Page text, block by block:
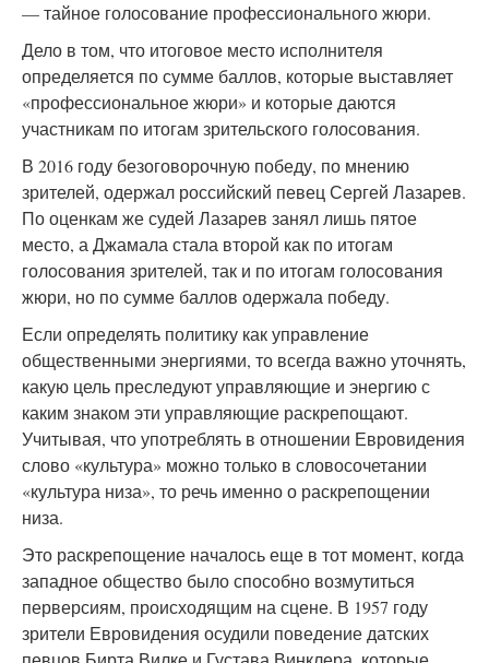
— тайное голосование профессионального жюри.
Дело в том, что итоговое место исполнителя
определяется по сумме баллов, которые выставляет
«профессиональное жюри» и которые даются
участникам по итогам зрительского голосования.
В 2016 году безоговорочную победу, по мнению
зрителей, одержал российский певец Сергей Лазарев.
По оценкам же судей Лазарев занял лишь пятое
место, а Джамала стала второй как по итогам
голосования зрителей, так и по итогам голосования
жюри, но по сумме баллов одержала победу.
Если определять политику как управление
общественными энергиями, то всегда важно уточнять,
какую цель преследуют управляющие и энергию с
каким знаком эти управляющие раскрепощают.
Учитывая, что употреблять в отношении Евровидения
слово «культура» можно только в словосочетании
«культура низа», то речь именно о раскрепощении
низа.
Это раскрепощение началось еще в тот момент, когда
западное общество было способно возмутиться
перверсиям, происходящим на сцене. В 1957 году
зрители Евровидения осудили поведение датских